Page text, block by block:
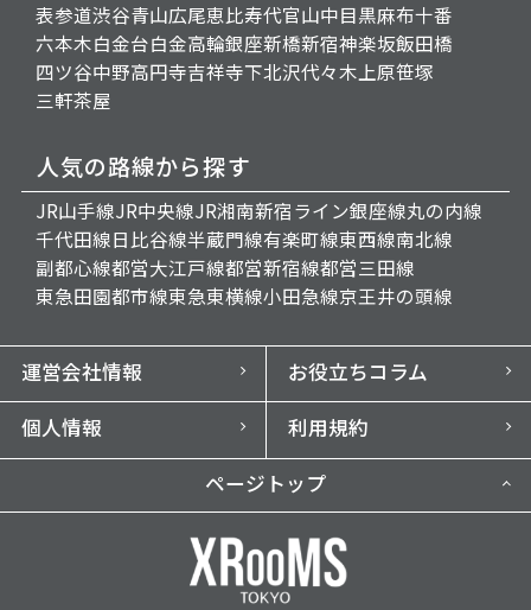
表参道渋谷青山広尾恵比寿代官山中目黒麻布十番
六本木白金台白金高輪銀座新橋新宿神楽坂飯田橋
四ツ谷中野高円寺吉祥寺下北沢代々木上原笹塚
三軒茶屋
人気の路線から探す
JR山手線JR中央線JR湘南新宿ライン銀座線丸の内線
千代田線日比谷線半蔵門線有楽町線東西線南北線
副都心線都営大江戸線都営新宿線都営三田線
東急田園都市線東急東横線小田急線京王井の頭線
運営会社情報
お役立ちコラム
個人情報
利用規約
ページトップ